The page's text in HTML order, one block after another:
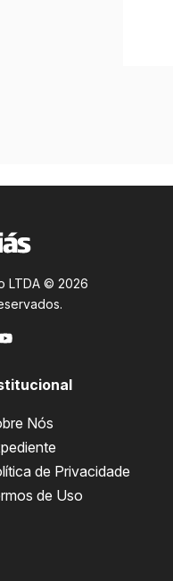
LTDA © 2026
Nós
de Privacidade
de Uso